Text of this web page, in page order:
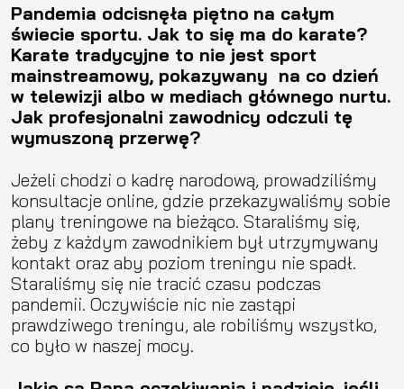
Pandemia odcisnęła piętno na całym
świecie sportu. Jak to się ma do karate?
Karate tradycyjne to nie jest sport
mainstreamowy, pokazywany na co dzień
w telewizji albo w mediach głównego nurtu.
Jak profesjonalni zawodnicy odczuli tę
wymuszoną przerwę?
Jeżeli chodzi o kadrę narodową, prowadziliśmy
konsultacje online, gdzie przekazywaliśmy sobie
plany treningowe na bieżąco. Staraliśmy się,
żeby z każdym zawodnikiem był utrzymywany
kontakt oraz aby poziom treningu nie spadł.
Staraliśmy się nie tracić czasu podczas
pandemii. Oczywiście nic nie zastąpi
prawdziwego treningu, ale robiliśmy wszystko,
co było w naszej mocy.